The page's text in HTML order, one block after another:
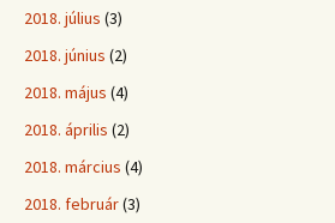
2018. július (3)
2018. június (2)
2018. május (4)
2018. április (2)
2018. március (4)
2018. február(3)